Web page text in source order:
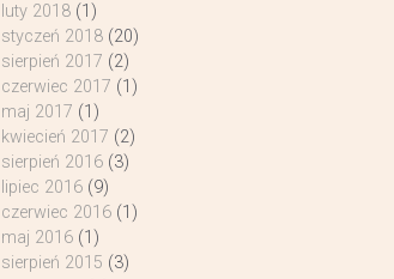
luty 2018(1)
styczeń 2018(20)
sierpień 2017 (2)
czerwiec 2017 (1)
maj 2017 (1)
kwiecień 2017 (2)
sierpień 2016(3)
lipiec 2016(9)
czerwiec 2016(1)
maj 2016(1)
sierpień 2015 (3)